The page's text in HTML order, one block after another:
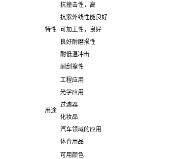
特性
抗撞击性，高
抗紫外线性能良好
可加工性，良好
良好耐磨损性
耐低温冲击
耐刮擦性
用途
工程应用
光学应用
过滤器
化妆品
汽车领域的应用
体育用品
可用颜色